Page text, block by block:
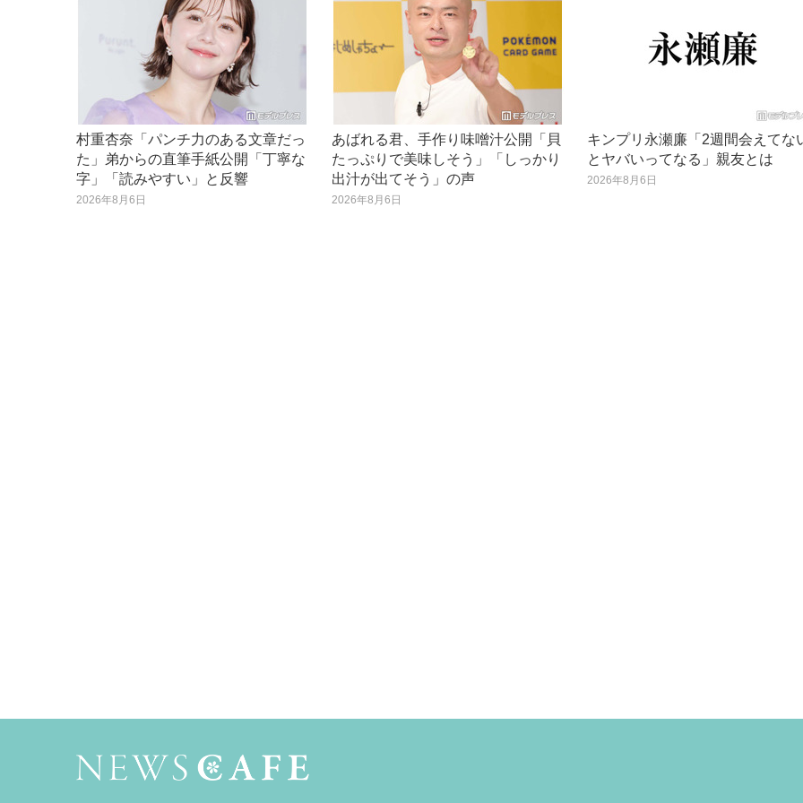
村重杏奈「パンチ力のある文章だっ
た」弟からの直筆手紙公開「丁寧な
字」「読みやすい」と反響
2026年8月6日
あばれる君、手作り味噌汁公開「貝
たっぷりで美味しそう」「しっかり
出汁が出てそう」の声
2026年8月6日
キンプリ永瀬廉「2週間会えてな
とヤバいってなる」親友とは
2026年8月6日